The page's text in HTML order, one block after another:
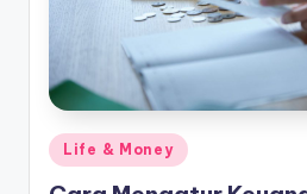
Posted
in
Life & Money